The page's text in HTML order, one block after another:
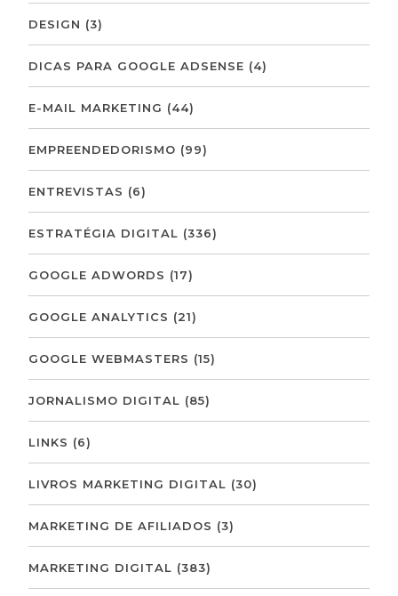
DESIGN (3)
DICAS PARA GOOGLE ADSENSE (4)
E-MAIL MARKETING (44)
EMPREENDEDORISMO (99)
ENTREVISTAS (6)
ESTRATÉGIA DIGITAL (336)
GOOGLE ADWORDS (17)
GOOGLE ANALYTICS (21)
GOOGLE WEBMASTERS (15)
JORNALISMO DIGITAL (85)
LINKS (6)
LIVROS MARKETING DIGITAL (30)
MARKETING DE AFILIADOS (3)
MARKETING DIGITAL (383)